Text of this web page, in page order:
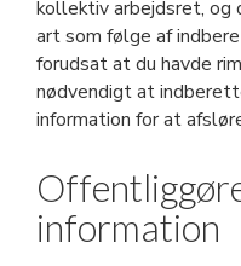
kollektiv arbejdsret, og
art som følge af
forudsat at du havde
nødvendigt at
information for at
information